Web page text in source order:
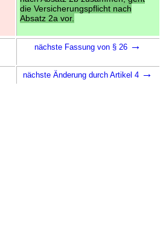
die Versicherungspflicht nach
Absatz 2a vor.
nächste Fassung von § 26 →
nächste Änderung durch Artikel 4 →